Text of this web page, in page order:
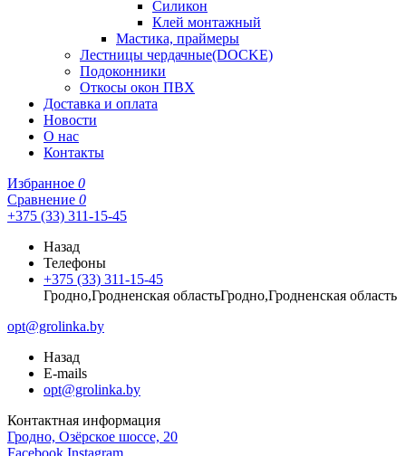
Силикон
Клей монтажный
Мастика, праймеры
Лестницы чердачные(DOCKE)
Подоконники
Откосы окон ПВХ
Доставка и оплата
Новости
О нас
Контакты
Избранное 0
Сравнение 0
+375 (33) 311-15-45
Назад
Телефоны
+375 (33) 311-15-45
Гродно,Гродненская областьГродно,Гродненская область
opt@grolinka.by
Назад
E-mails
opt@grolinka.by
Контактная информация
Гродно, Озёрское шоссе, 20
Facebook Instagram